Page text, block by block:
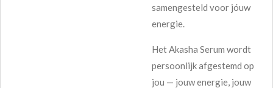
samengesteld voor jóuw
energie.
Het Akasha Serum wordt
persoonlijk afgestemd op
jou — jouw energie, jouw